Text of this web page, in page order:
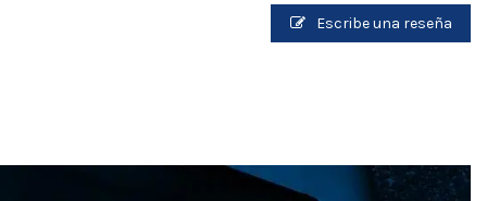
Escribe una reseña